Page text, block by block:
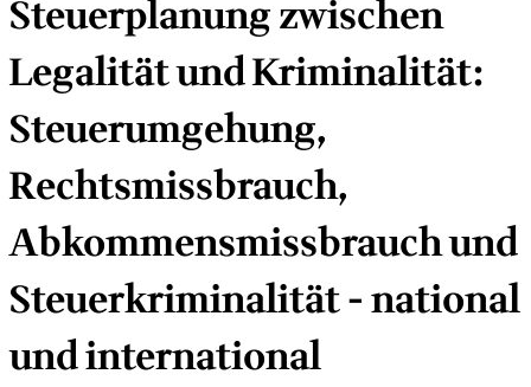
Steuerplanung zwischen
Legalität und Kriminalität:
Steuerumgehung,
Rechtsmissbrauch,
Abkommensmissbrauch und
Steuerkriminalität - national
und international